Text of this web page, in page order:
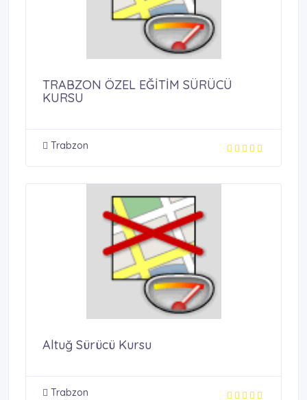
TRABZON ÖZEL EĞİTİM SÜRÜCÜ
KURSU
Trabzon
Altuğ Sürücü Kursu
Trabzon